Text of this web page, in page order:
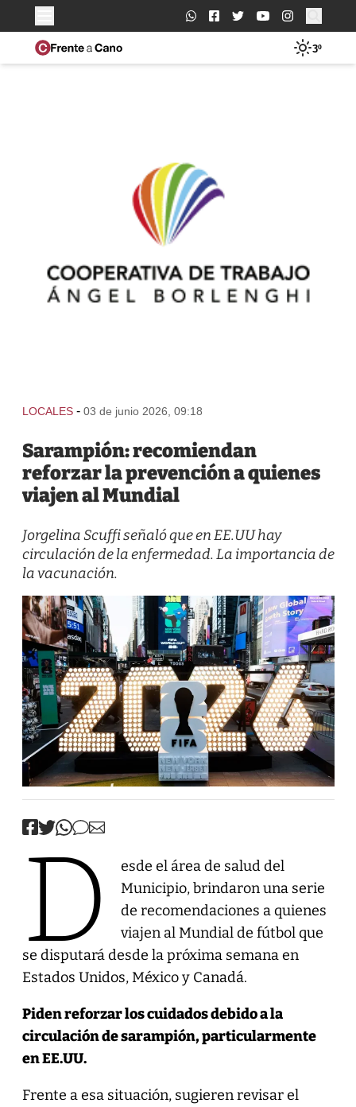
Buscar:
3º
LOCALES - 03 de junio 2026, 09:18
Sarampión: recomiendan
reforzar la prevención a quienes
viajen al Mundial
Jorgelina Scuffi señaló que en EE.UU hay
circulación de la enfermedad. La importancia de
la vacunación.
D
esde el área de salud del
Municipio, brindaron una serie
de recomendaciones a quienes
viajen al Mundial de fútbol que
se disputará desde la próxima semana en
Estados Unidos, México y Canadá.
Piden reforzar los cuidados debido a la
circulación de sarampión, particularmente
en EE.UU.
Frente a esa situación, sugieren revisar el